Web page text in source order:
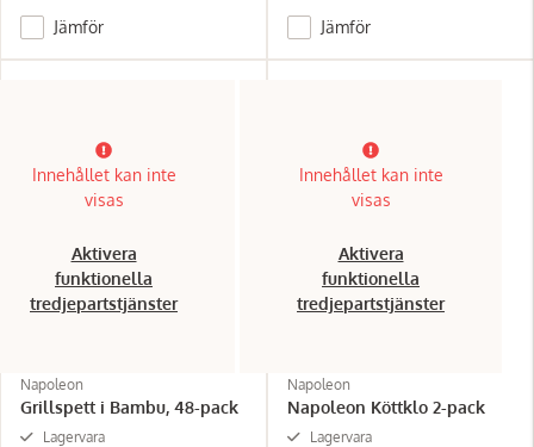
Jämför Jämför
Innehållet kan inte
visas
Aktivera
funktionella
tredjepartstjänster
Napoleon
Grillspett i Bambu, 48-pack
Lagervara
Innehållet kan inte
visas
Aktivera
funktionella
tredjepartstjänster
Napoleon
Napoleon Köttklo 2-pack
Lagervara